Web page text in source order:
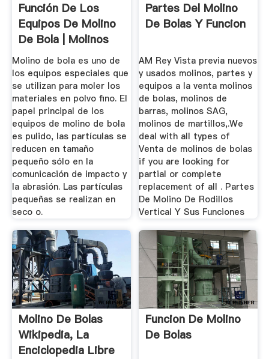
Función De Los
Equipos De Molino
De Bola | Molinos
De Bolas
Molino de bola es uno de
los equipos especiales que
se utilizan para moler los
materiales en polvo fino. El
papel principal de los
equipos de molino de bola
es pulido, las partículas se
reducen en tamaño
pequeño sólo en la
comunicación de impacto y
la abrasión. Las partículas
pequeñas se realizan en
seco o.
Partes Del Molino
De Bolas Y Funcion
AM Rey Vista previa nuevos
y usados molinos, partes y
equipos a la venta molinos
de bolas, molinos de
barras, molinos SAG,
molinos de martillos,.We
deal with all types of
Venta de molinos de bolas
if you are looking for
partial or complete
replacement of all . Partes
De Molino De Rodillos
Vertical Y Sus Funciones
Molino De Bolas
Wikipedia, La
Enciclopedia Libre
Funcion De Molino
De Bolas